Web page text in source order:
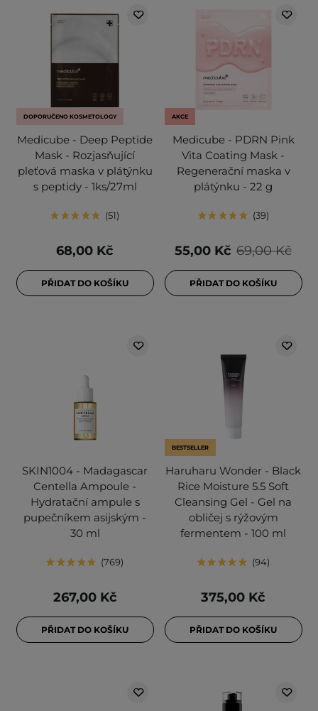
DOPORUČENO KOSMETOLOGY
Medicube - Deep Peptide
Mask - Rozjasňující
pleťová maska v plátýnku
s peptidy - 1ks/27ml
51
68,00 Kč
PŘIDAT DO KOŠÍKU
AKCE
Medicube - PDRN Pink
Vita Coating Mask -
Regenerační maska v
plátýnku - 22 g
39
69,00 Kč
55,00 Kč
PŘIDAT DO KOŠÍKU
SKIN1004 - Madagascar
Centella Ampoule -
Hydratační ampule s
pupečníkem asijským -
30 ml
769
267,00 Kč
PŘIDAT DO KOŠÍKU
BESTSELLER
Haruharu Wonder - Black
Rice Moisture 5.5 Soft
Cleansing Gel - Gel na
obličej s rýžovým
fermentem - 100 ml
94
375,00 Kč
PŘIDAT DO KOŠÍKU